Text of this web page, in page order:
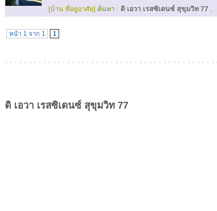
[บ้าน ที่อยู่อาศัย] ค้นหา : ดิ เอวา เรสซิเดนซ์ สุขุมวิท 77
หน้า 1 จาก 1 1
ดิ เอวา เรสซิเดนซ์ สุขุมวิท 77